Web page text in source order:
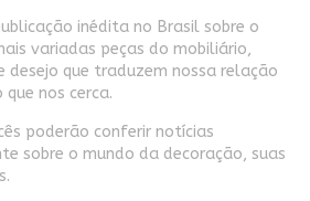
inédita no Brasil sobre o
variadas peças do mobiliário,
desejo que traduzem nossa relação
nos cerca.
poderão conferir notícias
sobre o mundo da decoração, suas